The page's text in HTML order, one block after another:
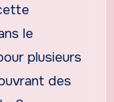
le
plusieurs
des